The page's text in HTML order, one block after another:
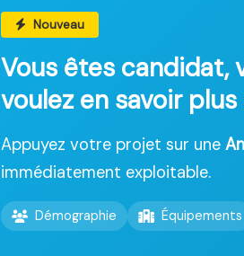
Nouveau
Vous êtes candidat,
voulez en savoir
Appuyez votre projet sur une
immédiatement exploitable.
Démographie Équipements